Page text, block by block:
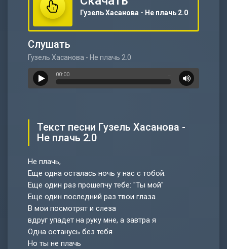
Гузель Хасанова - Не плачь 2.0
Слушать
Гузель Хасанова - Не плачь 2.0
00:00 …
Текст песни Гузель Хасанова -
Не плачь 2.0
Не плачь,
Еще одна осталась ночь у нас с тобой.
Еще один раз прошепчу тебе: "Ты мой"
Еще один последний раз твои глаза
В мои посмотрят и слеза
вдруг упадет на руку мне, а завтра я
Одна останусь без тебя
Но ты не плачь